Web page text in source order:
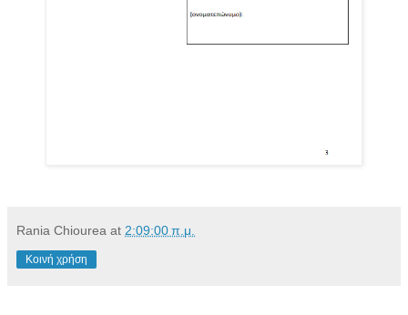
Rania Chiourea at 2:09:00 π.μ.
Κοινή χρήση